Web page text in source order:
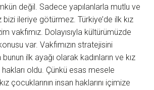
değil. Sadece yapılanlarla mutlu ve
ileriye götürmez. Türkiye’de ilk kız
vakfımız. Dolayısıyla kültürümüzde
var. Vakfımızın stratejisini
ilk ayağı olarak kadınların ve kız
hakları oldu. Çünkü esas mesele
çocuklarının insan haklarını içimize